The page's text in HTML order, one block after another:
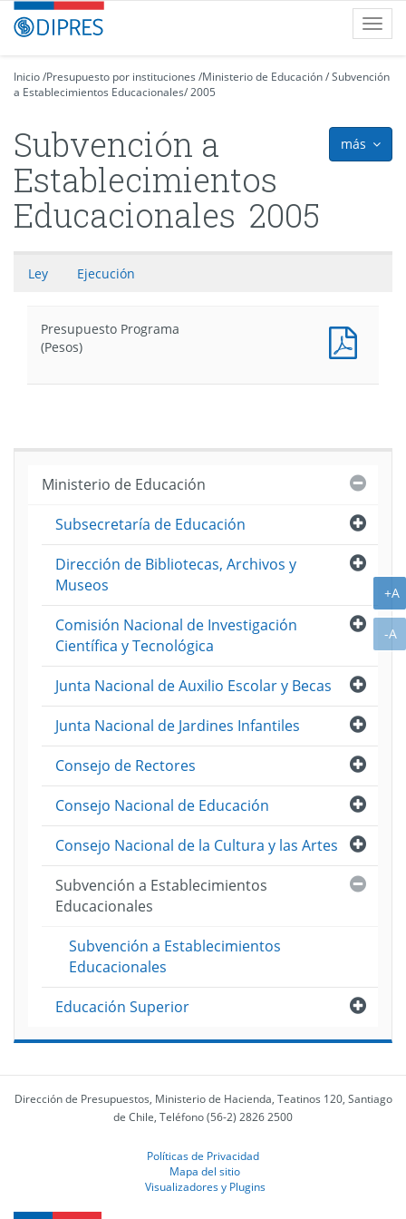
Contenido
principalDIPRES
-
de
Presupuestos
Inicio/Presupuesto por instituciones /Ministerio de Educación/Subvención
a Establecimientos Educacionales/2005
más
Subvención a
Establecimientos
Educacionales 2005
Ley Ejecución
Presupuesto Programa
(Pesos)
Ministerio de Educación
Abrir
Subsecretaría de Educación
Abrir
Dirección de Bibliotecas, Archivos y
Museos
Abrir
Comisión Nacional de Investigación
Científica y Tecnológica
Abrir
Junta Nacional de Auxilio Escolar y Becas
Abrir
Junta Nacional de Jardines Infantiles
Abrir
Consejo de Rectores
Abrir
Consejo Nacional de Educación
Abrir
Consejo Nacional de la Cultura y las Artes
Subvención a Establecimientos
Educacionales
Subvención a Establecimientos
Educacionales
Abrir
Educación Superior
Dirección de Presupuestos, Ministerio de Hacienda, Teatinos 120, Santiago
de Chile, Teléfono (56-2) 2826 2500
Políticas de Privacidad
Mapa del sitio
Visualizadores y Plugins
+A
-A